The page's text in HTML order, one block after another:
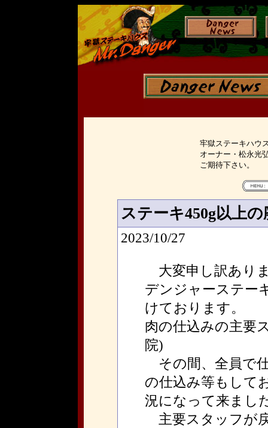
牢獄ステーキハウ
オーナー・松永光
ご期待下さい。
ステーキ450g以上の
2023/10/27
大変申し訳あり
デンジャーステー
けております。
肉の仕込みの主要
院)
その間、全員で
の仕込み等もして
況になって来まし
主要スタッフが